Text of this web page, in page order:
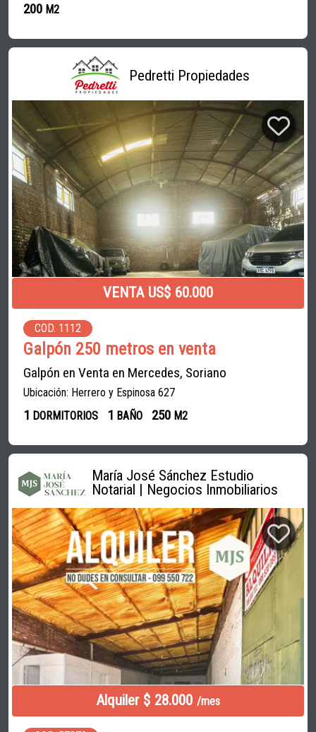
200 M2
Pedretti Propiedades
VENTA US$ 60.000
COD. 1112
Galpón 250 metros en venta
Galpón en Venta en Mercedes, Soriano
Ubicación: Herrero y Espinosa 627
1 DORMITORIOS 1 BAÑO 250 M2
María José Sánchez Estudio
Notarial | Negocios Inmobiliarios
Alquiler $ 28.000 /mes